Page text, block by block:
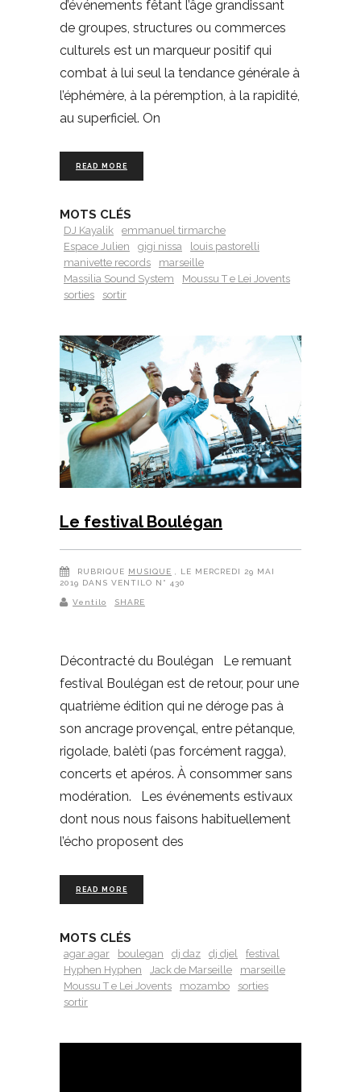
d’événements fêtant l’âge grandissant
de groupes, structures ou commerces
culturels est un marqueur positif qui
combat à lui seul la tendance générale à
l’éphémère, à la péremption, à la rapidité,
au superficiel. On
READ MORE
MOTS CLÉS
DJ Kayalik
emmanuel tirmarche
Espace Julien
gigi nissa
louis pastorelli
manivette records
marseille
Massilia Sound System
Moussu T e Lei Jovents
sorties
sortir
Le festival Boulégan
RUBRIQUE MUSIQUE
, LE MERCREDI 29 MAI
2019 DANS VENTILO N° 430
Ventilo SHARE
Décontracté du Boulégan Le remuant
festival Boulégan est de retour, pour une
quatrième édition qui ne déroge pas à
son ancrage provençal, entre pétanque,
rigolade, balèti (pas forcément ragga),
concerts et apéros. À consommer sans
modération. Les événements estivaux
dont nous nous faisons habituellement
l’écho proposent des
READ MORE
MOTS CLÉS
agar agar boulegan dj daz dj djel
festival
Hyphen Hyphen
Jack de Marseille
marseille
Moussu T e Lei Jovents
mozambo
sorties
sortir